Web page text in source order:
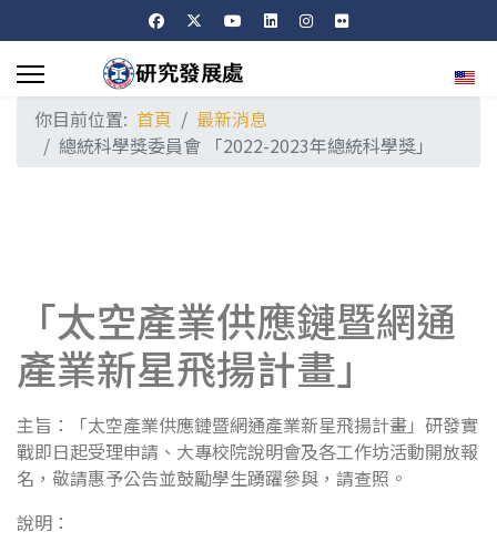
選擇
你目前位置: 首頁
最新消息
總統科學獎委員會 「2022-2023年總統科學獎」
「太空產業供應鏈暨網通
產業新星飛揚計畫」
主旨：「太空產業供應鏈暨網通產業新星飛揚計畫」研發實
戰即日起受理申請、大專校院說明會及各工作坊活動開放報
名，敬請惠予公告並鼓勵學生踴躍參與，請查照。
說明：